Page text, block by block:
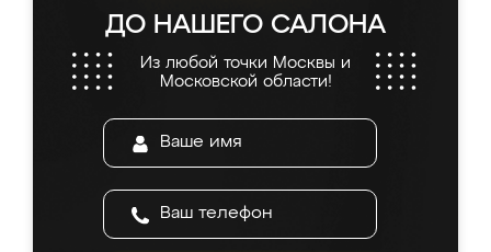
ДО НАШЕГО САЛОНА
Из любой точки Москвы и
Московской области!